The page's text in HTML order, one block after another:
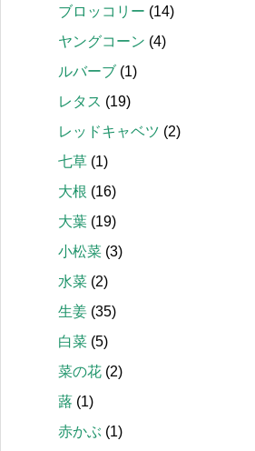
ブロッコリー (14)
ヤングコーン (4)
ルバーブ (1)
レタス (19)
レッドキャベツ (2)
七草 (1)
大根 (16)
大葉 (19)
小松菜 (3)
水菜 (2)
生姜 (35)
白菜 (5)
菜の花 (2)
蕗 (1)
赤かぶ (1)